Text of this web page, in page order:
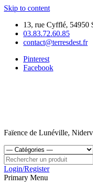
Skip to content
13, rue Cyfflé, 54950
03.83.72.60.85
contact@terresdest.fr
Pinterest
Facebook
Faïence de Lunéville,
Login/Register
Primary Menu